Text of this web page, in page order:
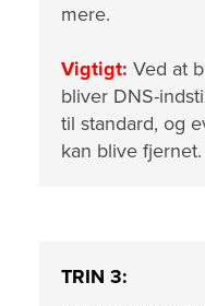
mere.
Vigtigt: Ved at
bliver DNS-
til standard, og
kan blive fjernet.
TRIN 3: